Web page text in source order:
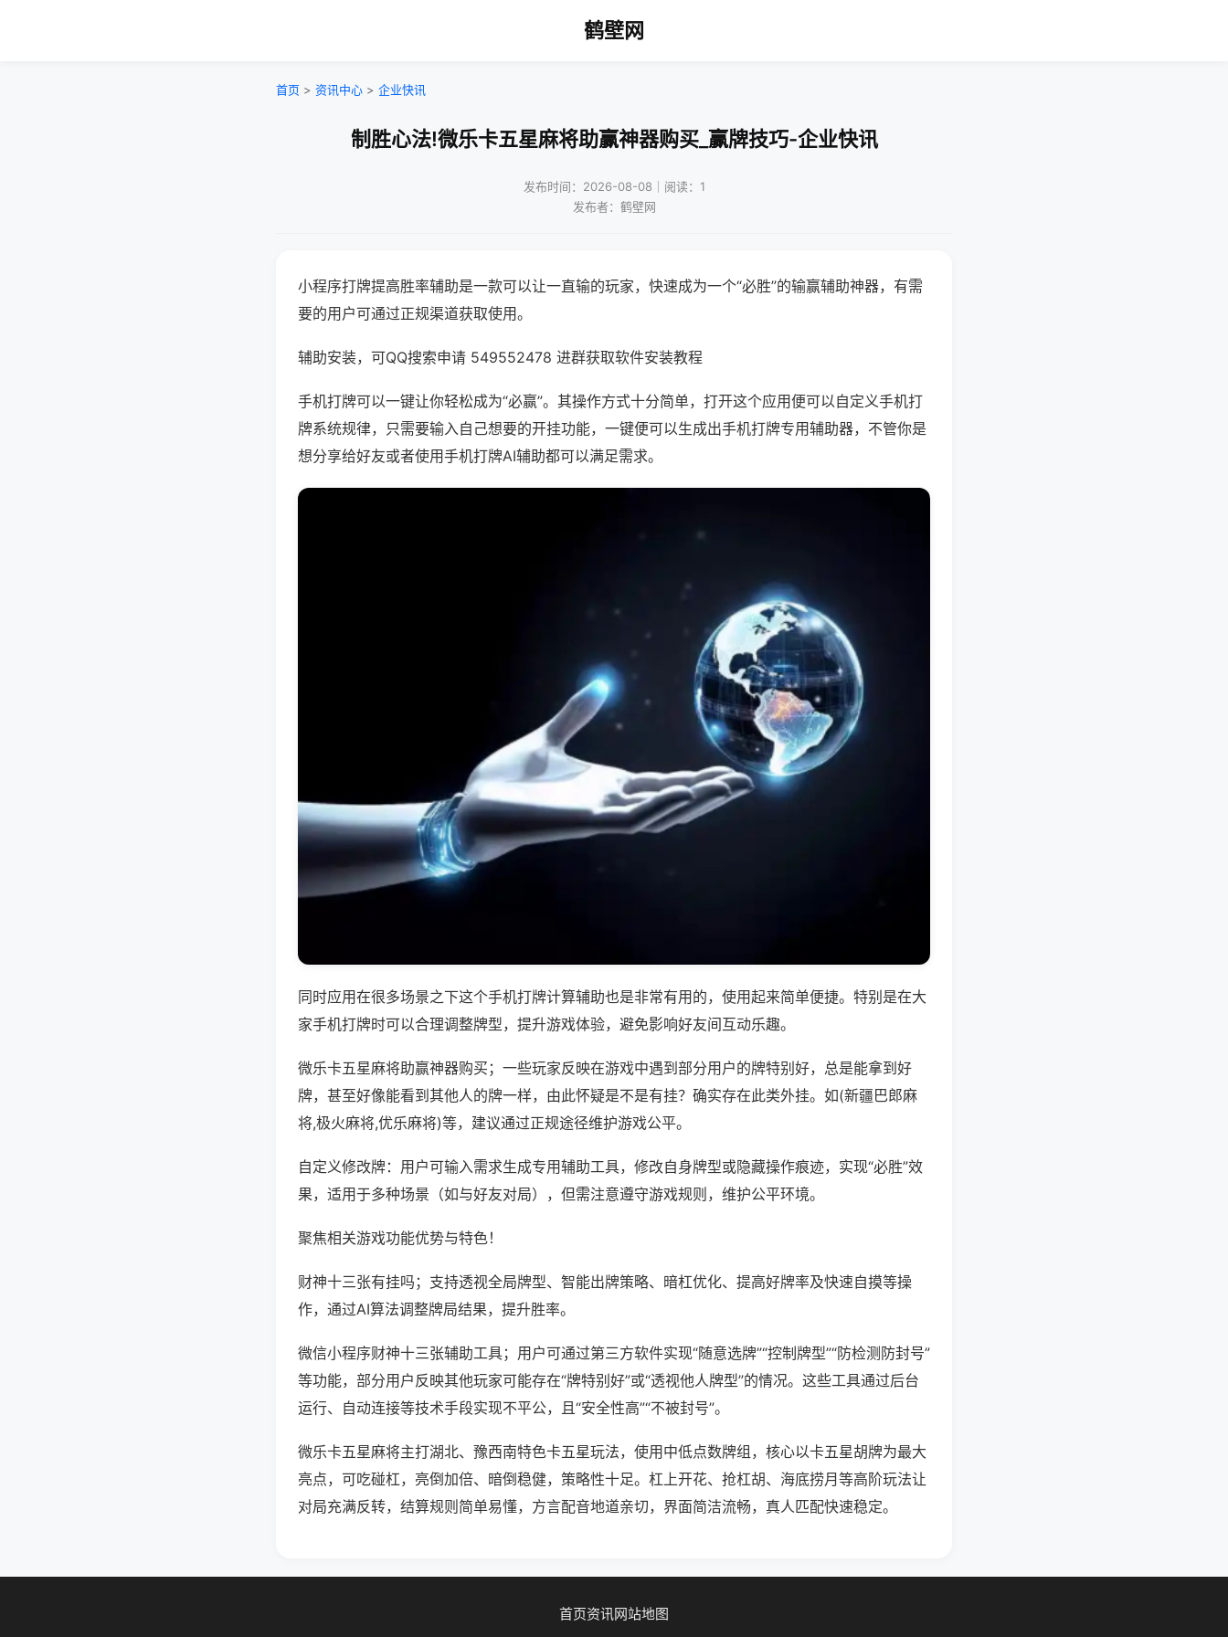
鹤壁网
首页 > 资讯中心 > 企业快讯
制胜心法!微乐卡五星麻将助赢神器购买_赢牌技巧-企业快讯
发布时间：2026-08-08｜阅读：1
发布者：鹤壁网
小程序打牌提高胜率辅助是一款可以让一直输的玩家，快速成为一个“必胜”的输赢辅助神器，有需
要的用户可通过正规渠道获取使用。
辅助安装，可QQ搜索申请 549552478 进群获取软件安装教程
手机打牌可以一键让你轻松成为“必赢”。其操作方式十分简单，打开这个应用便可以自定义手机打
牌系统规律，只需要输入自己想要的开挂功能，一键便可以生成出手机打牌专用辅助器，不管你是
想分享给好友或者使用手机打牌AI辅助都可以满足需求。
同时应用在很多场景之下这个手机打牌计算辅助也是非常有用的，使用起来简单便捷。特别是在大
家手机打牌时可以合理调整牌型，提升游戏体验，避免影响好友间互动乐趣。
微乐卡五星麻将助赢神器购买；一些玩家反映在游戏中遇到部分用户的牌特别好，总是能拿到好
牌，甚至好像能看到其他人的牌一样，由此怀疑是不是有挂？确实存在此类外挂。如(新疆巴郎麻
将,极火麻将,优乐麻将)等，建议通过正规途径维护游戏公平。
自定义修改牌：用户可输入需求生成专用辅助工具，修改自身牌型或隐藏操作痕迹，实现“必胜”效
果，适用于多种场景（如与好友对局），但需注意遵守游戏规则，维护公平环境。
聚焦相关游戏功能优势与特色！
财神十三张有挂吗；支持透视全局牌型、智能出牌策略、暗杠优化、提高好牌率及快速自摸等操
作，通过AI算法调整牌局结果，提升胜率。
微信小程序财神十三张辅助工具；用户可通过第三方软件实现“随意选牌”“控制牌型”“防检测防封号”
等功能，部分用户反映其他玩家可能存在“牌特别好”或“透视他人牌型”的情况。这些工具通过后台
运行、自动连接等技术手段实现不平公，且“安全性高”“不被封号”。
微乐卡五星麻将主打湖北、豫西南特色卡五星玩法，使用中低点数牌组，核心以卡五星胡牌为最大
亮点，可吃碰杠，亮倒加倍、暗倒稳健，策略性十足。杠上开花、抢杠胡、海底捞月等高阶玩法让
对局充满反转，结算规则简单易懂，方言配音地道亲切，界面简洁流畅，真人匹配快速稳定。
首页资讯网站地图